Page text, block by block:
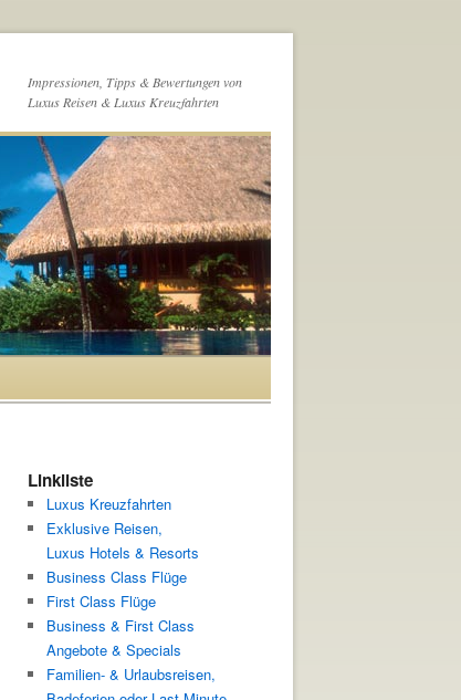
Impressionen, Tipps & Bewertungen von
Luxus Reisen & Luxus Kreuzfahrten
Linkliste
Luxus Kreuzfahrten
Exklusive Reisen,
Luxus Hotels & Resorts
Business Class Flüge
First Class Flüge
Business & First Class
Angebote & Specials
Familien- & Urlaubsreisen,